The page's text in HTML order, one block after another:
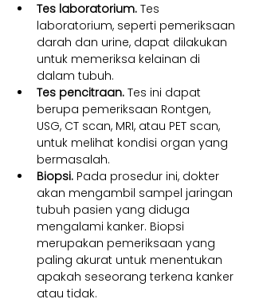
Tes laboratorium. Tes
laboratorium, seperti pemeriksaan
darah dan urine, dapat dilakukan
untuk memeriksa kelainan di
dalam tubuh.
Tes pencitraan. Tes ini dapat
berupa pemeriksaan Rontgen,
USG, CT scan, MRI, atau PET scan,
untuk melihat kondisi organ yang
bermasalah.
Biopsi. Pada prosedur ini, dokter
akan mengambil sampel jaringan
tubuh pasien yang diduga
mengalami kanker. Biopsi
merupakan pemeriksaan yang
paling akurat untuk menentukan
apakah seseorang terkena kanker
atau tidak.